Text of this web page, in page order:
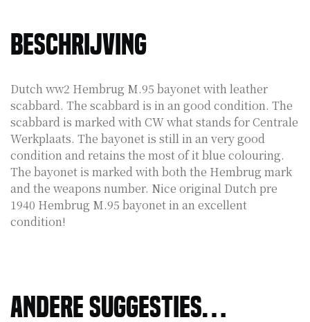
Beschrijving
Dutch ww2 Hembrug M.95 bayonet with leather
scabbard. The scabbard is in an good condition. The
scabbard is marked with CW what stands for Centrale
Werkplaats. The bayonet is still in an very good
condition and retains the most of it blue colouring.
The bayonet is marked with both the Hembrug mark
and the weapons number. Nice original Dutch pre
1940 Hembrug M.95 bayonet in an excellent
condition!
Andere suggesties…